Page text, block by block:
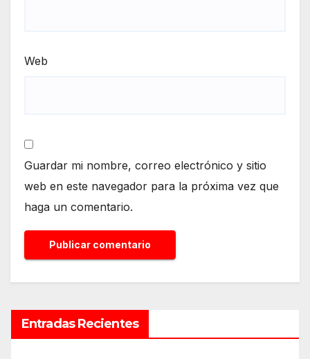
Web
Guardar mi nombre, correo electrónico y sitio
web en este navegador para la próxima vez que
haga un comentario.
Entradas Recientes